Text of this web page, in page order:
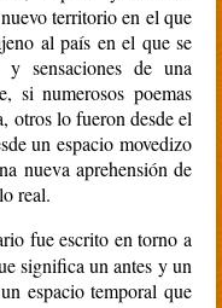
territorio en el que
al país en el que se
y sensaciones de una
si numerosos poemas
otros lo fueron desde el
un espacio movedizo
nueva aprehensión de
real.
fue escrito en torno a
significa un antes y un
espacio temporal que